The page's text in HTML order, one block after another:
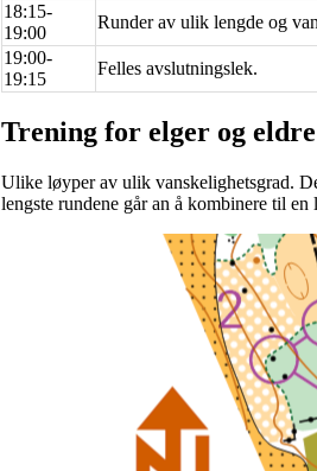
18:15-
19:00
Runder av ulik lengde og
19:00-
19:15
Felles avslutningslek.
Trening for elger og
Ulike løyper av ulik vanskelighetsgrad.
lengste rundene går an å kombinere til